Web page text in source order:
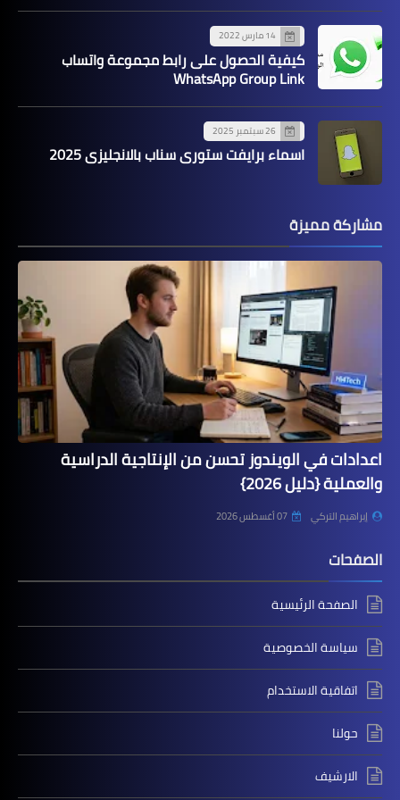
14 مارس 2022
كيفية الحصول على رابط مجموعة واتساب
WhatsApp Group Link
26 سبتمبر 2025
اسماء برايفت ستوري سناب بالانجليزي 2025
مشاركة مميزة
اعدادات في الويندوز تحسن من الإنتاجية الدراسية
والعملية {دليل 2026}
إبراهيم التركي 07 أغسطس 2026
الصفحات
الصفحة الرئيسية
سياسة الخصوصية
اتفاقية الاستخدام
حولنا
الارشيف